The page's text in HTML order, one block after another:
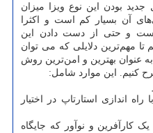
جدید بودن این نوع ویزا میزان
های آن بسیار کم است و اکثرا
و حتی از دست دادن این
تا مهمترین دلایلی که می توان
عنوان بهترین و امنترین روش
کنیم. این موارد شامل:
اندازی استارتاپ در اختیار
کارآفرین و نوآور که جایگاه